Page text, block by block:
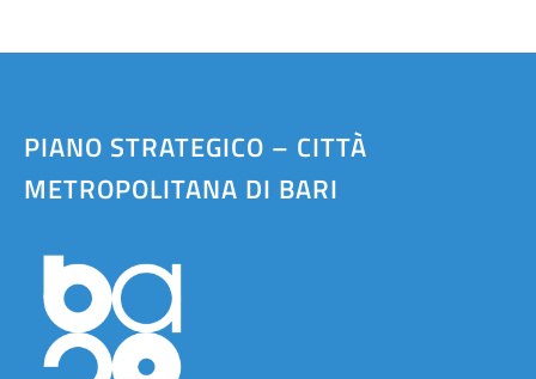
PIANO STRATEGICO – CITTÀ
METROPOLITANA DI BARI